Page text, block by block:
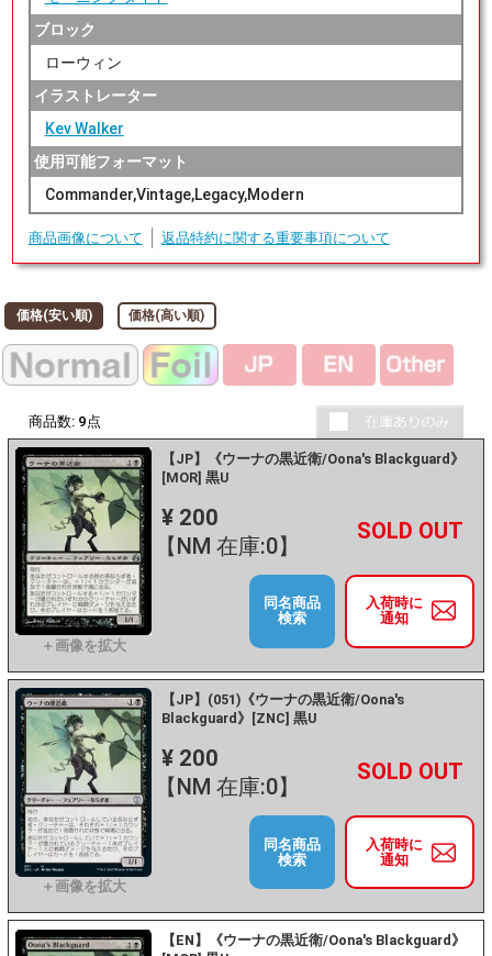
ブロック
ローウィン
イラストレーター
Kev Walker
使用可能フォーマット
Commander,Vintage,Legacy,Modern
商品画像について 返品特約に関する重要事項について
価格(安い順) 価格(高い順)
商品数: 9 点
【JP】《ウーナの黒近衛/Oona's Blackguard》
[MOR] 黒U
¥ 200
【NM 在庫:0】
－ +
入荷時に
通知
同名商品
検索
【JP】(051)《ウーナの黒近衛/Oona's
Blackguard》[ZNC] 黒U
¥ 200
【NM 在庫:0】
－ +
入荷時に
通知
同名商品
検索
【EN】《ウーナの黒近衛/Oona's Blackguard》